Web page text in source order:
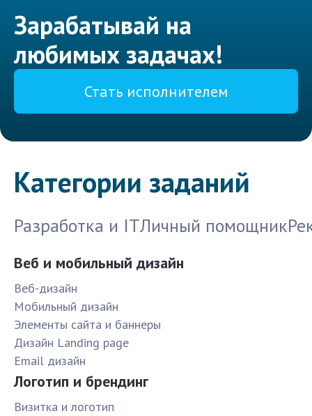
Зарабатывай на
любимых задачах!
Стать исполнителем
Категории заданий
Разработка и ITЛичный помощник
Веб и мобильный дизайн
Веб-дизайн
Мобильный дизайн
Элементы сайта и баннеры
Дизайн Landing page
Email дизайн
Логотип и брендинг
Визитка и логотип